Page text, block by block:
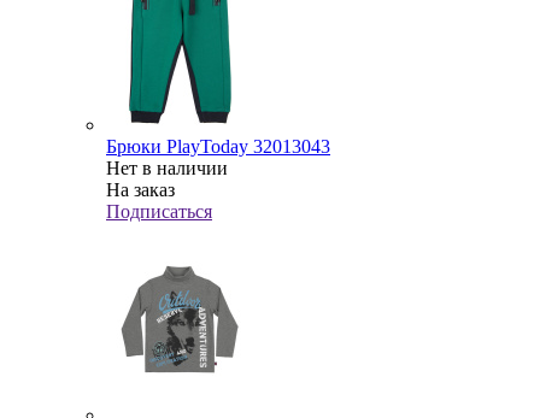
Брюки PlayToday 32013043
Нет в наличии
На заказ
Подписаться